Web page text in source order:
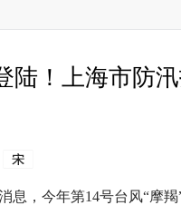
陆！上海市防
息，今年第14号台风“摩羯